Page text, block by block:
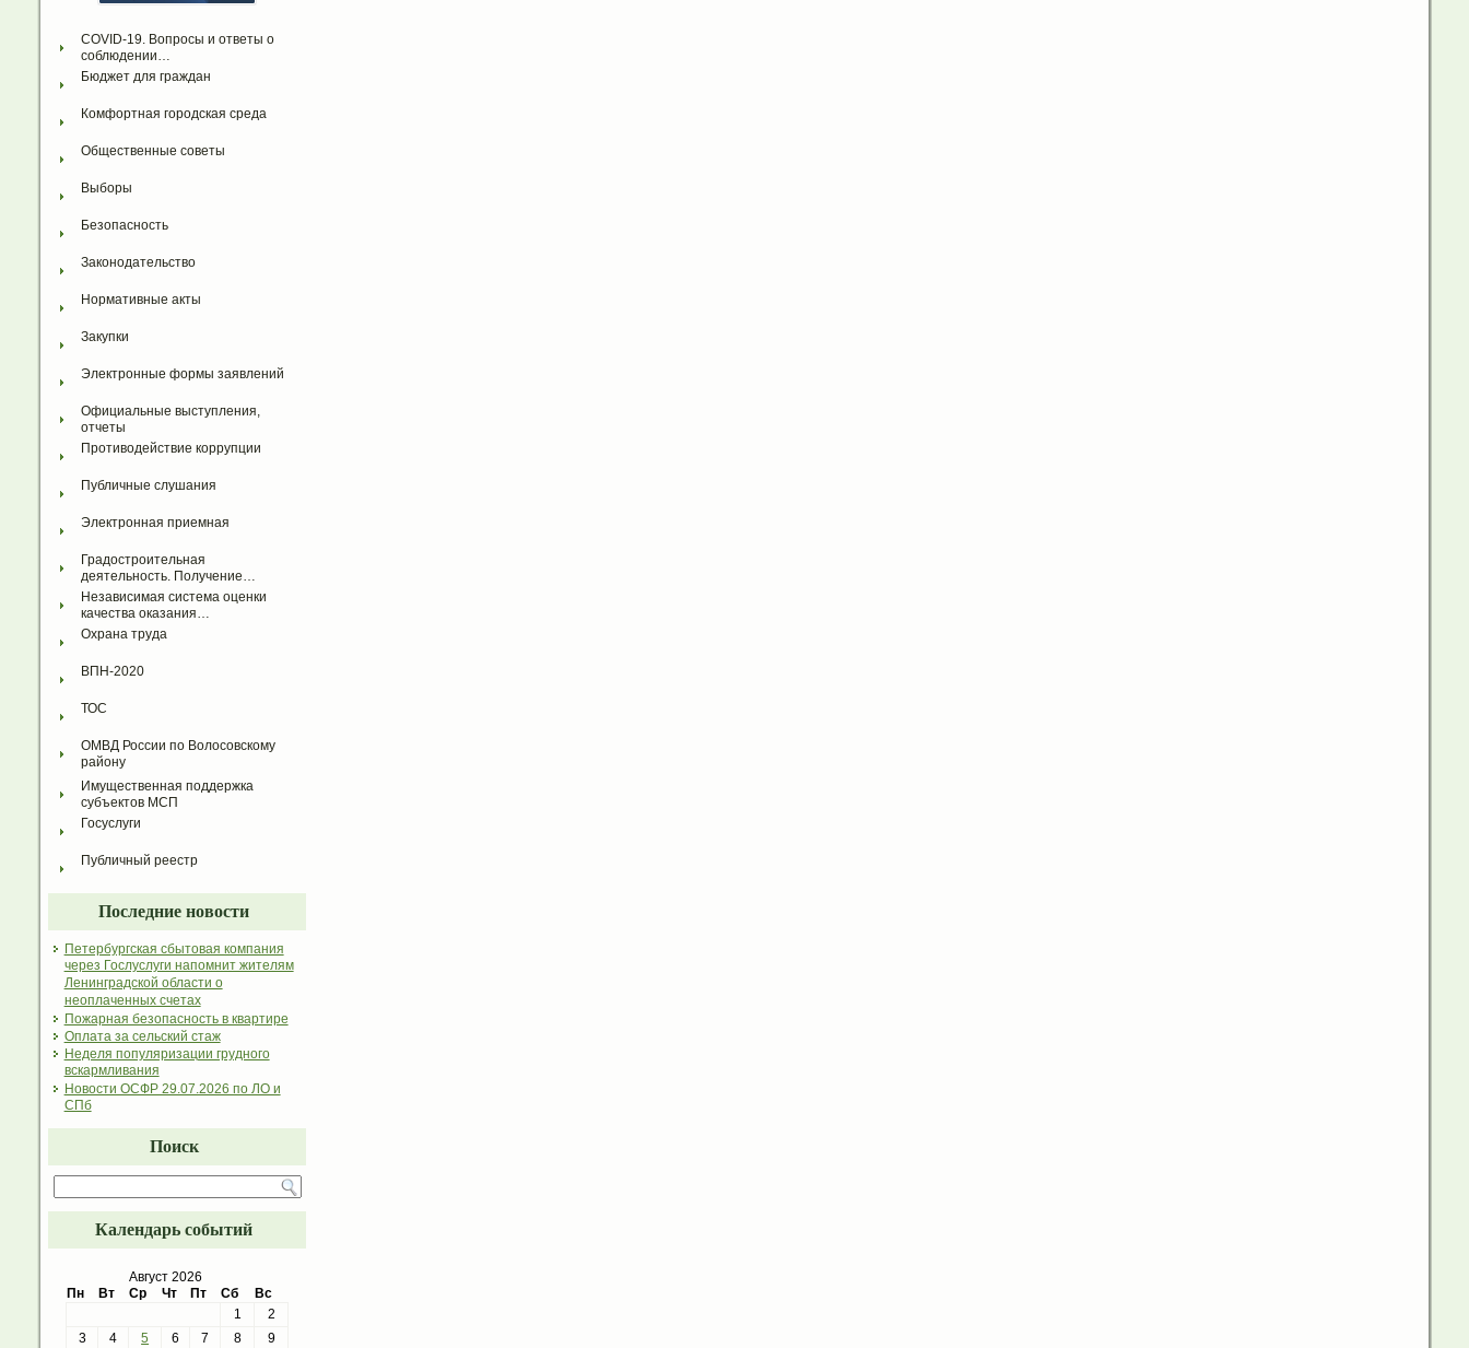
COVID-19. Вопросы и ответы о
соблюдении…
Бюджет для граждан
Комфортная городская среда
Общественные советы
Выборы
Безопасность
Законодательство
Нормативные акты
Закупки
Электронные формы заявлений
Официальные выступления,
отчеты
Противодействие коррупции
Публичные слушания
Электронная приемная
Градостроительная
деятельность. Получение…
Независимая система оценки
качества оказания…
Охрана труда
ВПН-2020
ТОС
ОМВД России по Волосовскому
району
Имущественная поддержка
субъектов МСП
Госуслуги
Публичный реестр
Последние новости
Петербургская сбытовая компания
через Гослуслуги напомнит жителям
Ленинградской области о
неоплаченных счетах
Пожарная безопасность в квартире
Оплата за сельский стаж
Неделя популяризации грудного
вскармливания
Новости ОСФР 29.07.2026 по ЛО и
СПб
Поиск
Календарь событий
Август 2026
Пн
Вт Ср Чт Пт Сб
Вс
1
2
3
4 5 6 7 8
9